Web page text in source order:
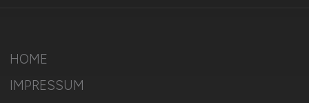
HOME
IMPRESSUM